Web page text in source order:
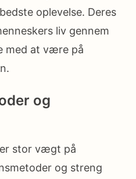
oplevelse. Deres
liv gennem
at være på
og
stor vægt på
og streng